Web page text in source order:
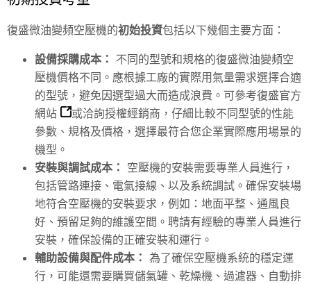
復盛微油變頻空壓機的初始投資包括以下幾個主要方面：
設備採購成本： 不同的型號和規格的復盛微油變頻空
壓機價格不同。應根據工廠的實際用氣量需求選擇合適
的型號，避免因選型過大而造成浪費。可參考復盛官方
網站
或洽詢授權經銷商，仔細比較不同型號的性能
參數、規格及價格，選擇最符合您企業實際應用場景的
機型。
安裝與調試成本： 空壓機的安裝需要專業人員進行，
包括管路連接、電氣接線、以及系統調試。確保安裝場
地符合空壓機的安裝要求，例如：地面平整、通風良
好、預留足夠的維護空間。聘請有經驗的專業人員進行
安裝，確保設備的正確安裝和運行。
輔助設備與配件成本： 為了確保空壓機系統的穩定運
行，可能還需要購買儲氣罐、 乾燥機 、 過濾器 、自動排